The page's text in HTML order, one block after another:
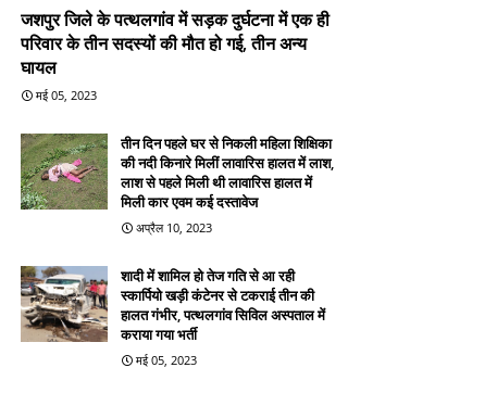
जशपुर जिले के पत्थलगांव में सड़क दुर्घटना में एक ही
परिवार के तीन सदस्यों की मौत हो गई, तीन अन्य
घायल
मई 05, 2023
तीन दिन पहले घर से निकली महिला शिक्षिका
की नदी किनारे मिलीं लावारिस हालत में लाश,
लाश से पहले मिली थी लावारिस हालत में
मिली कार एवम कई दस्तावेज
अप्रैल 10, 2023
शादी में शामिल हो तेज गति से आ रही
स्कार्पियो खड़ी कंटेनर से टकराई तीन की
हालत गंभीर, पत्थलगांव सिविल अस्पताल में
कराया गया भर्ती
मई 05, 2023